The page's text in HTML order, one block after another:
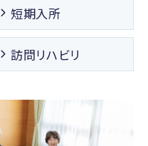
短期入所
訪問リハビリ